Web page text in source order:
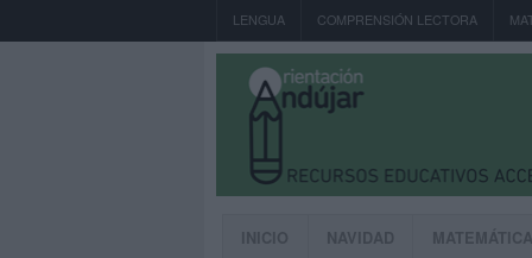
LENGUA COMPRENSIÓN LECTORA
INICIO NAVIDAD